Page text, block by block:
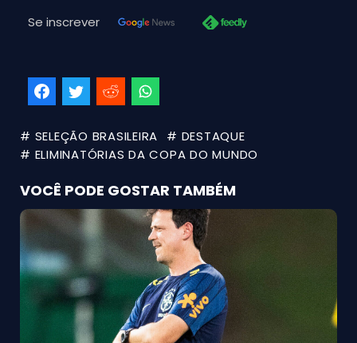
Se inscrever
# SELEÇÃO BRASILEIRA
# DESTAQUE
# ELIMINATÓRIAS DA COPA DO MUNDO
VOCÊ PODE GOSTAR TAMBÉM